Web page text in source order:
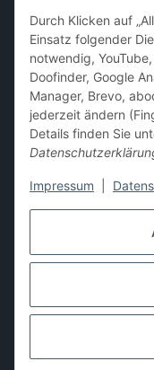
Card Sleeves, Penny
Magnetic Holder,
Deckboxen ,Playmats
* Alle Preise
**
Durch Klicken auf
Einsatz folgender
notwendig,
Doofinder, Google
Manager, Brevo,
jederzeit ändern
Details finden Sie
Impressum